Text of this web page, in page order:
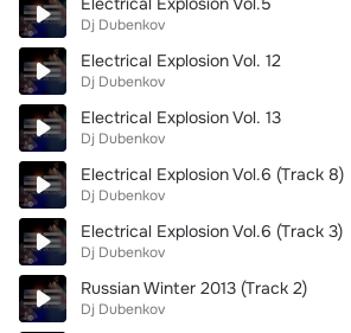
Dj Dubenkov
Electrical Explosion Vol. 12
Dj Dubenkov
Electrical Explosion Vol. 13
Dj Dubenkov
Electrical Explosion Vol.6 (Track 8)
Dj Dubenkov
Electrical Explosion Vol.6 (Track 3)
Dj Dubenkov
Russian Winter 2013 (Track 2)
Dj Dubenkov